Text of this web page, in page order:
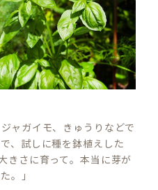
ャガイモ、きゅうりなどで
、試しに種を鉢植えした
きさに育って。本当に芽が
。」